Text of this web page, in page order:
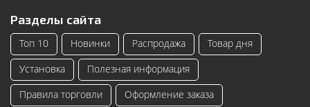
Разделы сайта
Топ 10 Новинки Распродажа
Товар дня
Установка
Полезная информация
Правила торговли
Оформление заказа